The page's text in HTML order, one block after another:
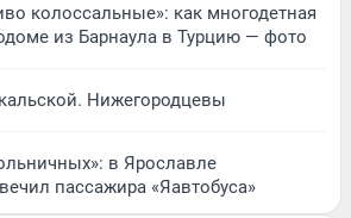
колоссальные»: как многодетная
из Барнаула в Турцию — фото
Нижегородцевы
в Ярославле
пассажира «Яавтобуса»